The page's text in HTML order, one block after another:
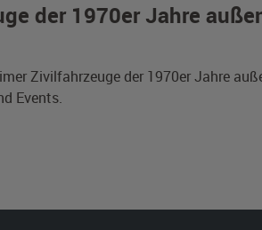
der 1970er Jahre
Zivilfahrzeuge der 1970er Jahre
Events.